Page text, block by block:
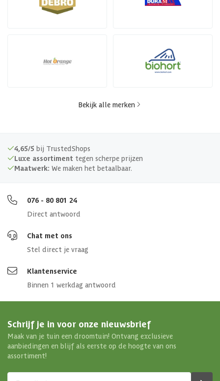
Bekijk alle merken
4,65/5 bij TrustedShops
Luxe assortiment tegen scherpe prijzen
Maatwerk: We maken het betaalbaar.
076 - 80 801 24
Direct antwoord
Chat met ons
Stel direct je vraag
Klantenservice
Binnen 1 werkdag antwoord
Schrijf je in voor onze nieuwsbrief
Maak van je tuin een droomtuin! Ontvang exclusieve
aanbiedingen en blijf als eerste op de hoogte van ons
assortiment!